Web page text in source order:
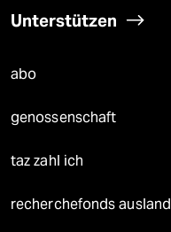
Unterstützen
abo
genossenschaft
taz zahl ich
recherchefonds ausland